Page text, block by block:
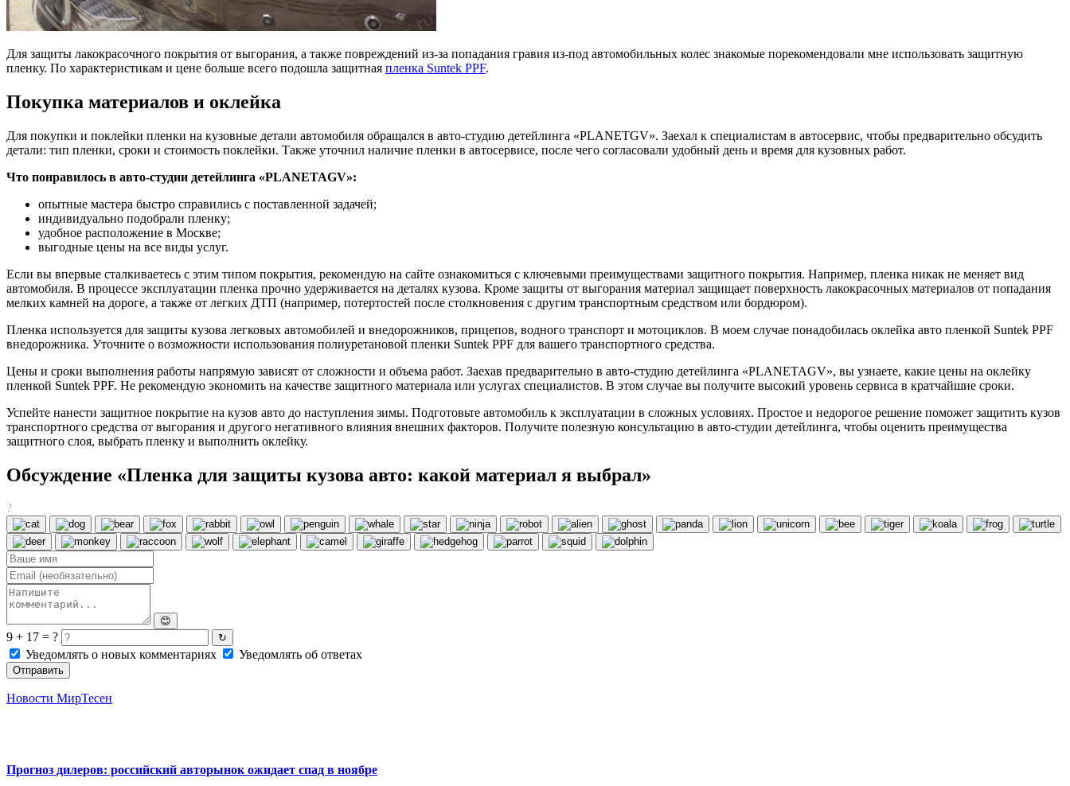
Для защиты лакокрасочного покрытия от выгорания, а также повреждений из-за попадания гравия из-под автомобильных колес знакомые порекомендовали мне использовать защитную
пленку. По характеристикам и цене больше всего подошла защитная пленка Suntek PPF.
Покупка материалов и оклейка
Для покупки и поклейки пленки на кузовные детали автомобиля обращался в авто-студию детейлинга «PLANETGV». Заехал к специалистам в автосервис, чтобы предварительно обсудить
детали: тип пленки, сроки и стоимость поклейки. Также уточнил наличие пленки в автосервисе, после чего согласовали удобный день и время для кузовных работ.
Что понравилось в авто-студии детейлинга «PLANETAGV»:
опытные мастера быстро справились с поставленной задачей;
индивидуально подобрали пленку;
удобное расположение в Москве;
выгодные цены на все виды услуг.
Если вы впервые сталкиваетесь с этим типом покрытия, рекомендую на сайте ознакомиться с ключевыми преимуществами защитного покрытия. Например, пленка никак не меняет вид
автомобиля. В процессе эксплуатации пленка прочно удерживается на деталях кузова. Кроме защиты от выгорания материал защищает поверхность лакокрасочных материалов от попадания
мелких камней на дороге, а также от легких ДТП (например, потертостей после столкновения с другим транспортным средством или бордюром).
Пленка используется для защиты кузова легковых автомобилей и внедорожников, прицепов, водного транспорт и мотоциклов. В моем случае понадобилась оклейка авто пленкой Suntek PPF
внедорожника. Уточните о возможности использования полиуретановой пленки Suntek PPF для вашего транспортного средства.
Цены и сроки выполнения работы напрямую зависят от сложности и объема работ. Заехав предварительно в авто-студию детейлинга «PLANETAGV», вы узнаете, какие цены на оклейку
пленкой Suntek PPF. Не рекомендую экономить на качестве защитного материала или услугах специалистов. В этом случае вы получите высокий уровень сервиса в кратчайшие сроки.
Успейте нанести защитное покрытие на кузов авто до наступления зимы. Подготовьте автомобиль к эксплуатации в сложных условиях. Простое и недорогое решение поможет защитить кузов
транспортного средства от выгорания и другого негативного влияния внешних факторов. Получите полезную консультацию в авто-студии детейлинга, чтобы оценить преимущества
защитного слоя, выбрать пленку и выполнить оклейку.
Обсуждение «Пленка для защиты кузова авто: какой материал я выбрал»
?
😊
9 + 17 = ? ↻
Уведомлять о новых комментариях Уведомлять об ответах
Отправить
Новости МирТесен
Прогноз дилеров: российский авторынок ожидает спад в ноябре